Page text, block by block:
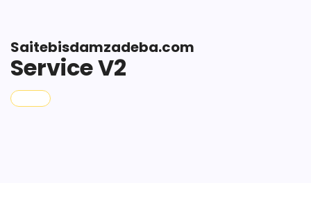
Saitebisdamzadeba.com
Service V2